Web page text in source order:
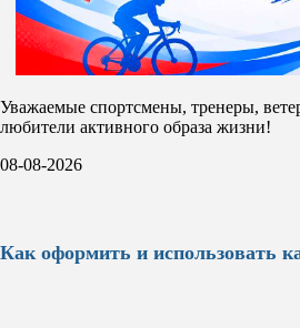
Уважаемые спортсмены, тренеры,
любители активного образа жизни!
08-08-2026
Как оформить и использовать